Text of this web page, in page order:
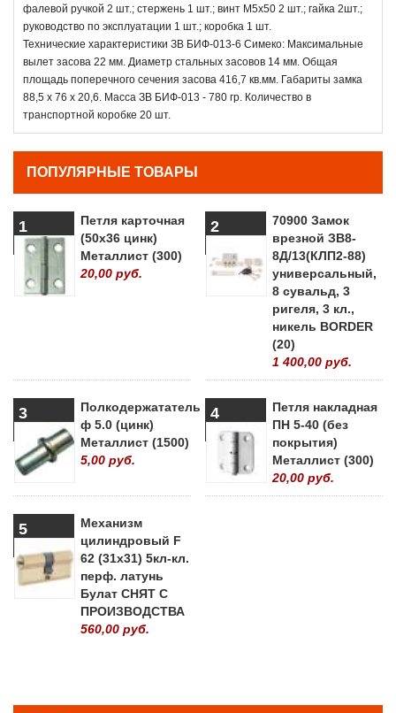
фалевой ручкой 2 шт.; стержень 1 шт.; винт М5х50 2 шт.; гайка 2шт.;
руководство по эксплуатации 1 шт.; коробка 1 шт.
Технические характеристики ЗВ БИФ-013-6 Симеко: Максимальные
вылет засова 22 мм. Диаметр стальных засовов 14 мм. Общая
площадь поперечного сечения засова 416,7 кв.мм. Габариты замка
88,5 х 76 х 20,6. Масса ЗВ БИФ-013 - 780 гр. Количество в
транспортной коробке 20 шт.
ПОПУЛЯРНЫЕ ТОВАРЫ
1
Петля карточная
(50х36 цинк)
Металлист (300)
20,00 руб.
2
70900 Замок
врезной ЗВ8-
8Д/13(КЛП2-88)
универсальный,
8 сувальд, 3
ригеля, 3 кл.,
никель BORDER
(20)
1 400,00 руб.
3
Полкодержататель
ф 5.0 (цинк)
Металлист (1500)
5,00 руб.
4
Петля накладная
ПН 5-40 (без
покрытия)
Металлист (300)
20,00 руб.
5
Механизм
цилиндровый F
62 (31х31) 5кл-кл.
перф. латунь
Булат СНЯТ С
ПРОИЗВОДСТВА
560,00 руб.